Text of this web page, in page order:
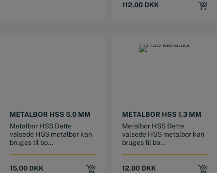
112,00 DKK
METALBOR HSS 5,0 MM
Metalbor HSS Dette
valsede HSS metalbor kan
bruges til bo...
15,00 DKK
METALBOR HSS 1,3 MM
Metalbor HSS Dette
valsede HSS metalbor kan
bruges til bo...
12,00 DKK